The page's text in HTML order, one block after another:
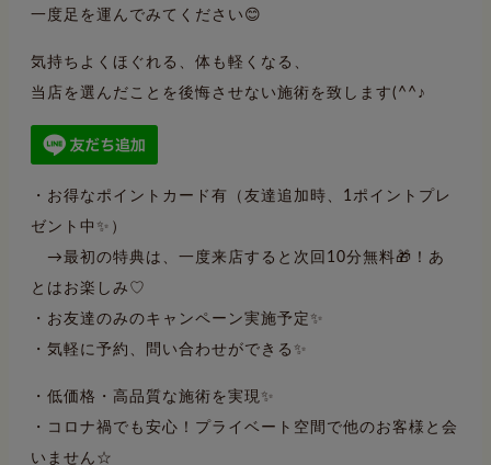
一度足を運んでみてください😊
気持ちよくほぐれる、体も軽くなる、
当店を選んだことを後悔させない施術を致します(^^♪
・お得なポイントカード有（友達追加時、1ポイントプレ
ゼント中✨）
→最初の特典は、一度来店すると次回10分無料🎁！あ
とはお楽しみ♡
・お友達のみのキャンペーン実施予定✨
・気軽に予約、問い合わせができる✨
・低価格・高品質な施術を実現✨
・コロナ禍でも安心！プライベート空間で他のお客様と会
いません☆